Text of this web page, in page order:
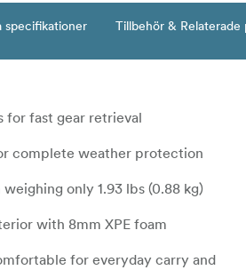
specifikationer Tillbehör & Relaterade
for fast gear retrieval
complete weather protection
only 1.93 lbs (0.88 kg)
with 8mm XPE foam
for everyday carry and